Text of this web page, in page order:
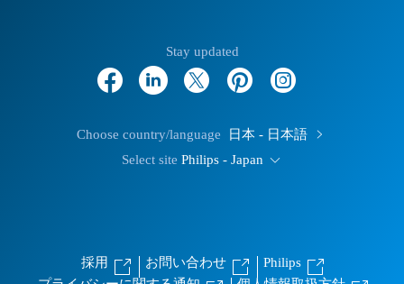
Stay updated
Choose country/language
日本 - 日本語
Select site Philips - Japan
採用 お問い合わせ
Philips